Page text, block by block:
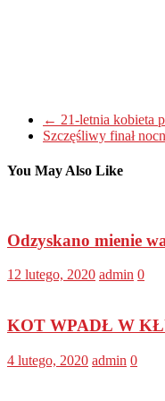
← 21-letnia kobieta
Szczęśliwy finał
You May Also Like
Odzyskano mienie
12 lutego, 2020 admin 0
KOT WPADŁ W
4 lutego, 2020 admin 0